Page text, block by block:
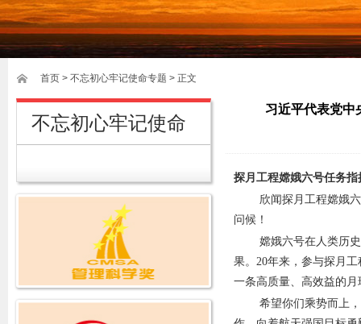
首页 > 不忘初心牢记使命专题 > 正文
不忘初心牢记使命
习近平代表党中
探月工程嫦娥六号任务
欣闻探月工程嫦娥
问候！
嫦娥六号在人类历
果。20年来，参与探月
一条高质量、高效益的
希望你们乘势而上